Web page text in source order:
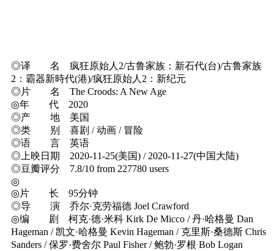
◎译 名 疯狂原始人2/古鲁家族：新石代(台)/古鲁家族
2：霸器新時代(港)/疯狂原始人2：新纪元
◎片 名 The Croods: A New Age
◎年 代 2020
◎产 地 美国
◎类 别 喜剧 / 动画 / 冒险
◎语 言 英语
◎上映日期 2020-11-25(美国) / 2020-11-27(中国大陆)
◎豆瓣评分 7.8/10 from 227780 users
◎
◎片 长 95分钟
◎导 演 乔尔·克劳福德 Joel Crawford
◎编 剧 柯克·德·米科 Kirk De Micco / 丹·哈格曼 Dan
Hageman / 凯文·哈格曼 Kevin Hageman / 克里斯·桑德斯 Chris
Sanders / 保罗·费舍尔 Paul Fisher / 鲍勃·罗根 Bob Logan